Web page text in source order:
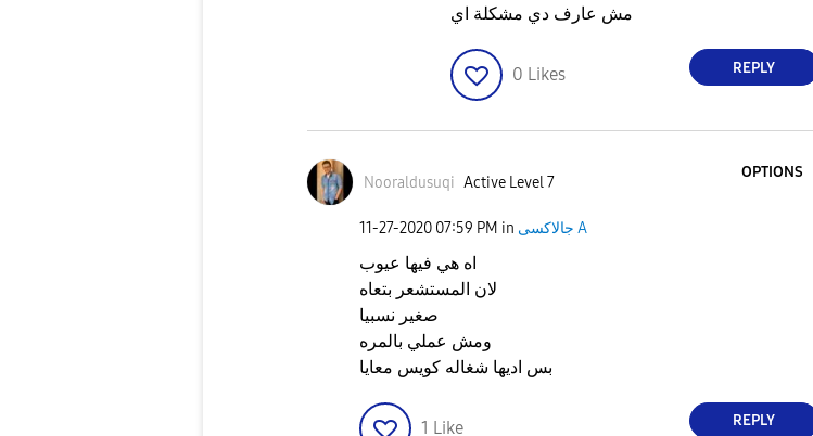
مش عارف دي مشكلة اي
0 Likes REPLY
Nooraldusuqi Active Level 7
OPTIONS
‎11-27-2020 07:59 PM in جالاكسى A
اه هي فيها عيوب
لان المستشعر بتعاه
صغير نسبيا
ومش عملي بالمره
بس اديها شغاله كويس معايا
1 Like REPLY